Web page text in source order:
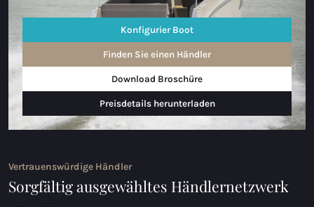
Konfigurier Boot
Finden Sie einen Händler
Download Broschüre
Preisdetails herunterladen
Vertrauenswürdige Händler
Sorgfältig ausgewähltes Händlernetzwerk